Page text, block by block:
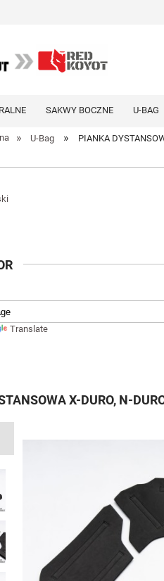
SAKWY BOCZNE U-BAG
» U-Bag » PIANKA
Translate
X-DURO, N-